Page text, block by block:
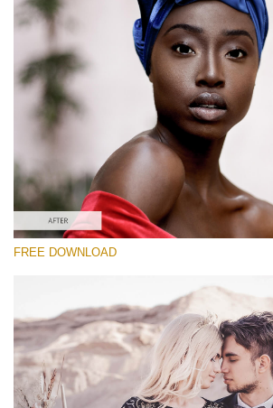
Free Instagram Preset #39
Vintage Love
(60 Lr Presets)
Luxe Wedding
(230 Lr Presets)
Must-Have Collection
(1432 Lr Presets)
Tải xuống miễn phí
FREE DOWNLOAD